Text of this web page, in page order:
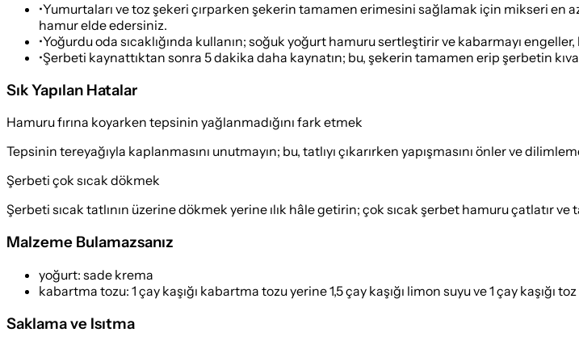
•Yumurtaları ve toz şekeri çırparken şekerin tamamen erimesini sağlamak için mikseri en
hamur elde edersiniz.
•Yoğurdu oda sıcaklığında kullanın; soğuk yoğurt hamuru sertleştirir ve kabarmayı
•Şerbeti kaynattıktan sonra 5 dakika daha kaynatın; bu, şekerin tamamen erip şerbetin
Sık Yapılan Hatalar
Hamuru fırına koyarken tepsinin yağlanmadığını fark etmek
Tepsinin tereyağıyla kaplanmasını unutmayın; bu, tatlıyı çıkarırken yapışmasını önler ve
Şerbeti çok sıcak dökmek
Şerbeti sıcak tatlının üzerine dökmek yerine ılık hâle getirin; çok sıcak şerbet hamuru çatlatır ve
Malzeme Bulamazsanız
yoğurt: sade krema
kabartma tozu: 1 çay kaşığı kabartma tozu yerine 1,5 çay kaşığı limon suyu ve 1 çay kaşığı toz
Saklama ve Isıtma